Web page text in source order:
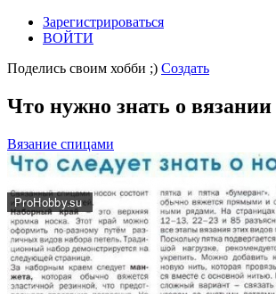
Зарегистрироваться
ВОЙТИ
Поделись своим хобби ;) Создать
Что нужно знать о вязании
Вязание спицами